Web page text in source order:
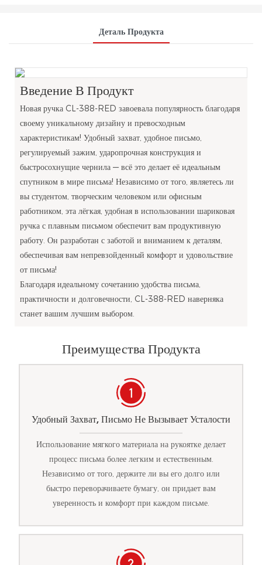
Деталь Продукта
Введение В Продукт
Новая ручка CL-388-RED завоевала популярность благодаря
своему уникальному дизайну и превосходным
характеристикам! Удобный захват, удобное письмо,
регулируемый зажим, ударопрочная конструкция и
быстросохнущие чернила — всё это делает её идеальным
спутником в мире письма! Независимо от того, являетесь ли
вы студентом, творческим человеком или офисным
работником, эта лёгкая, удобная в использовании шариковая
ручка с плавным письмом обеспечит вам продуктивную
работу. Он разработан с заботой и вниманием к деталям,
обеспечивая вам непревзойденный комфорт и удовольствие
от письма!
Благодаря идеальному сочетанию удобства письма,
практичности и долговечности, CL-388-RED наверняка
станет вашим лучшим выбором.
Преимущества Продукта
Удобный Захват, Письмо Не Вызывает Усталости
Использование мягкого материала на рукоятке делает
процесс письма более легким и естественным.
Независимо от того, держите ли вы его долго или
быстро переворачиваете бумагу, он придает вам
уверенность и комфорт при каждом письме.